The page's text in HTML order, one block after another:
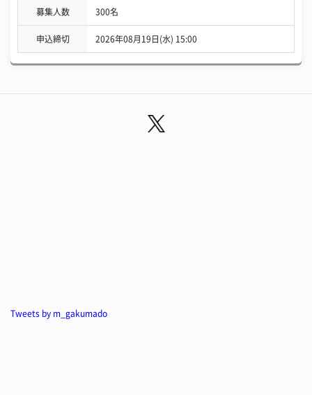
募集人数 300名
申込締切 2026年08月19日(水) 15:00
Tweets by m_gakumado